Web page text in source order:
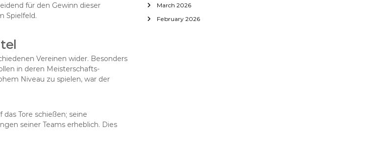
für den Gewinn dieser
Spielfeld.
Vereinen wider. Besonders
in deren Meisterschafts-
Niveau zu spielen, war der
Tore schießen; seine
seiner Teams erheblich. Dies
f
o
March 2026
February 2026